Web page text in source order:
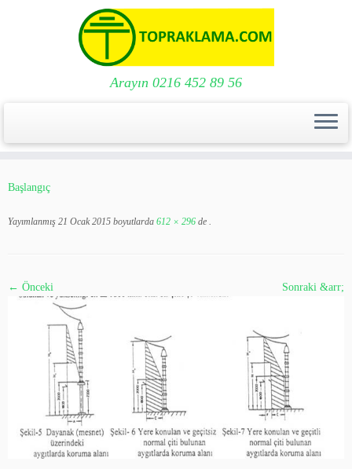
to
Arayın 0216 452 89 56
Başlangıç
Yayımlanmış 21 Ocak 2015 boyutlarda 612 × 296 de .
← Önceki Sonraki &arr;